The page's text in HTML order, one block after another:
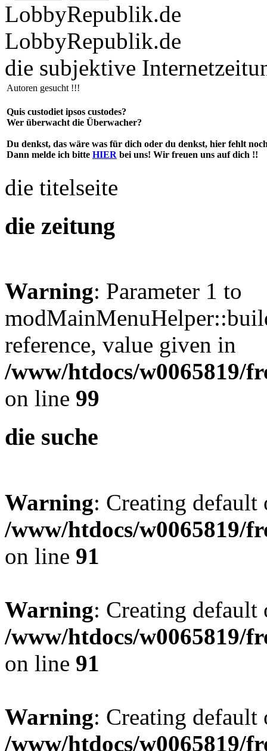
LobbyRepublik.de
LobbyRepublik.de
die subjektive
Autoren gesucht !!!
Quis custodiet ipsos custodes?
Wer überwacht die Überwacher?
Du denkst, das wäre was für dich oder du denkst, hier fehlt
Dann melde ich bitte HIER bei uns! Wir freuen uns auf dich !!
die titelseite
die zeitung
Warning: Parameter 1 to
reference, value given in
/www/htdocs/w0065819/
on line 99
die suche
Warning: Creating
/www/htdocs/w0065819/
on line 91
Warning: Creating
/www/htdocs/w0065819/
on line 91
Warning: Creating
/www/htdocs/w0065819/